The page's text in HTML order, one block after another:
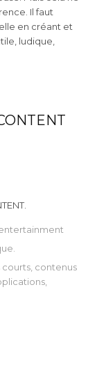
Il faut
en créant et
ludique,
contenus